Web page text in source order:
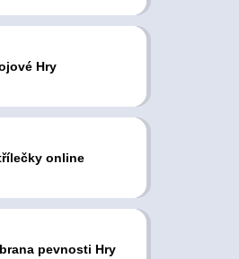
Hry
online
pevnosti Hry